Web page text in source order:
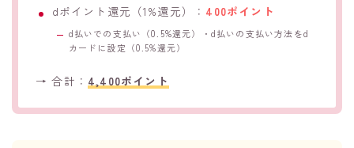
dポイント還元（1%還元）： 400ポイント
d払いでの支払い（0.5%還元）・d払いの支払い方法をd
カードに設定（0.5%還元）
→ 合計： 4,400ポイント